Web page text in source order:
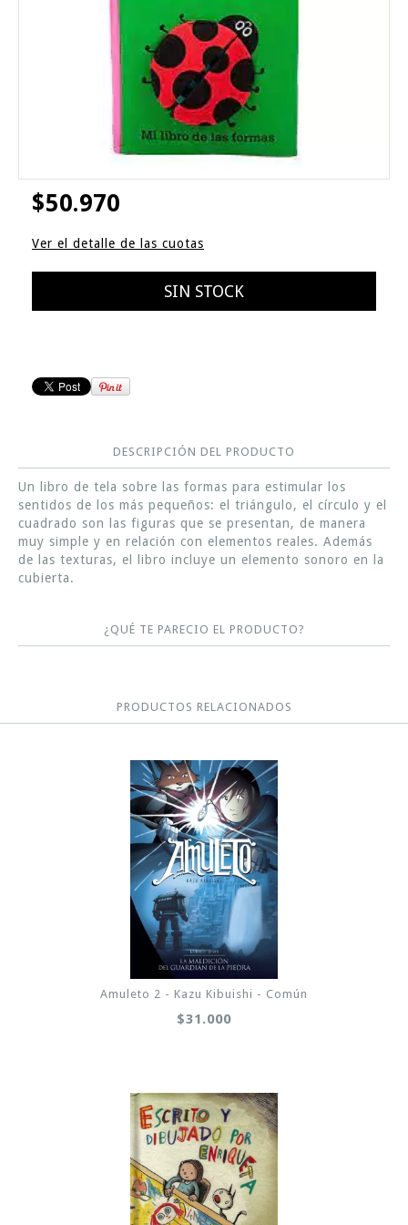
$50.970
Ver el detalle de las cuotas
DESCRIPCIÓN DEL PRODUCTO
Un libro de tela sobre las formas para estimular los
sentidos de los más pequeños: el triángulo, el círculo y el
cuadrado son las figuras que se presentan, de manera
muy simple y en relación con elementos reales. Además
de las texturas, el libro incluye un elemento sonoro en la
cubierta.
¿QUÉ TE PARECIO EL PRODUCTO?
PRODUCTOS RELACIONADOS
Amuleto 2 - Kazu Kibuishi - Común
$31.000